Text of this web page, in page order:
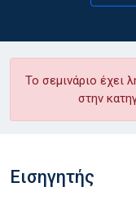
Το σεμινάριο έχει
στην
Εισηγητής